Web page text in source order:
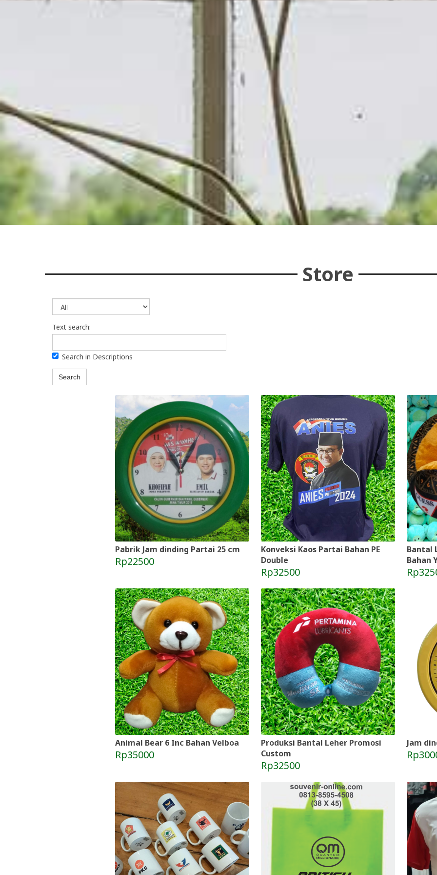
Store
Text search:
Search in Descriptions
Search
Pabrik Jam dinding Partai 25 cm
Rp22500
Konveksi Kaos Partai Bahan PE
Double
Rp32500
Bantal
Bahan
Animal Bear 6 Inc Bahan Velboa
Rp35000
Produksi Bantal Leher Promosi
Custom
Rp32500
Jam